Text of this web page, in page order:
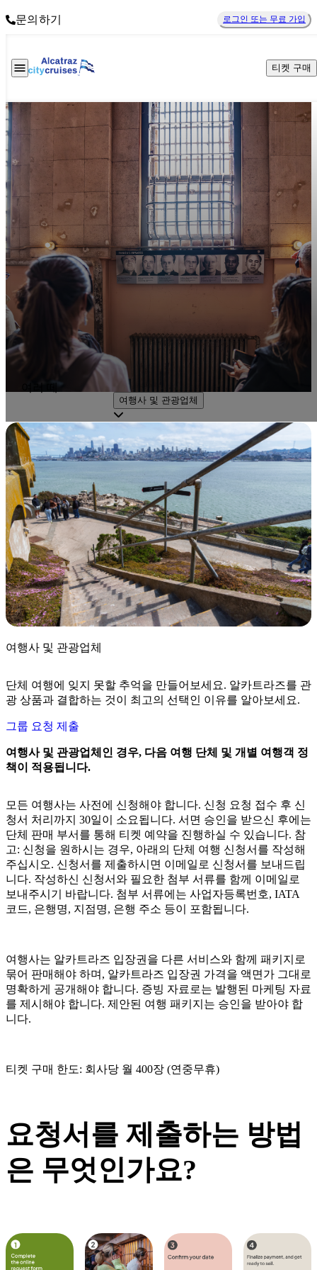
문의하기 로그인 또는 무료 가입
티켓 구매
여행사 및 관광업체
여행사 및 관광업체
단체 여행에 잊지 못할 추억을 만들어보세요. 알카트라즈를 관
광 상품과 결합하는 것이 최고의 선택인 이유를 알아보세요.
그룹 요청 제출
여행사 및 관광업체인 경우, 다음 여행 단체 및 개별 여행객 정
책이 적용됩니다.
모든 여행사는 사전에 신청해야 합니다. 신청 요청 접수 후 신
청서 처리까지 30일이 소요됩니다. 서면 승인을 받으신 후에는
단체 판매 부서를 통해 티켓 예약을 진행하실 수 있습니다. 참
고: 신청을 원하시는 경우, 아래의 단체 여행 신청서를 작성해
주십시오. 신청서를 제출하시면 이메일로 신청서를 보내드립
니다. 작성하신 신청서와 필요한 첨부 서류를 함께 이메일로
보내주시기 바랍니다. 첨부 서류에는 사업자등록번호, IATA
코드, 은행명, 지점명, 은행 주소 등이 포함됩니다.
여행사는 알카트라즈 입장권을 다른 서비스와 함께 패키지로
묶어 판매해야 하며, 알카트라즈 입장권 가격을 액면가 그대로
명확하게 공개해야 합니다. 증빙 자료로는 발행된 마케팅 자료
를 제시해야 합니다. 제안된 여행 패키지는 승인을 받아야 합
니다.
티켓 구매 한도: 회사당 월 400장 (연중무휴)
요청서를 제출하는 방법
은 무엇인가요?